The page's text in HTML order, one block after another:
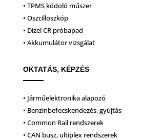
• TPMS kódoló műszer
• Oszcilloszkóp
• Dízel CR próbapad
• Akkumulátor vizsgálat
OKTATÁS, KÉPZÉS
• Járműelektronika alapozó
• Benzinbefecskendezés, gyújtás
• Common Rail rendszerek
• CAN busz, ultiplex rendszerek